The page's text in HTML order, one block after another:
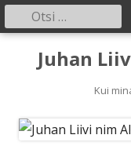
Juhan
Kui
Primary
Menu